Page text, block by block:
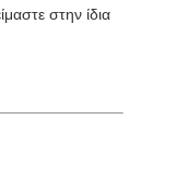
στην ίδια